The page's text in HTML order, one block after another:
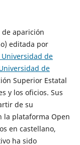
aparición
editada por
de
de
Superior Estatal
y los oficios. Sus
de su
la plataforma Open
en castellano,
ha sido